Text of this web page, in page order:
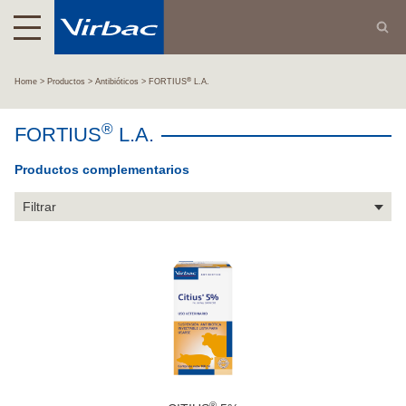
Home Productos Antibióticos FORTIUS® L.A.
FORTIUS® L.A.
Productos complementarios
Filtrar